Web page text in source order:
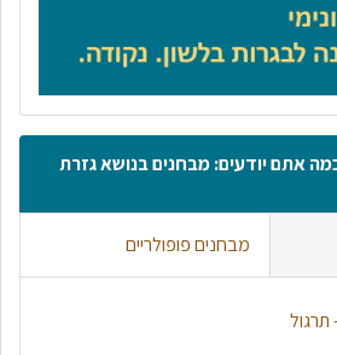
אתם יודעים: מבחנים בנושא גזרת
מבחנים פופולריים
תרגול